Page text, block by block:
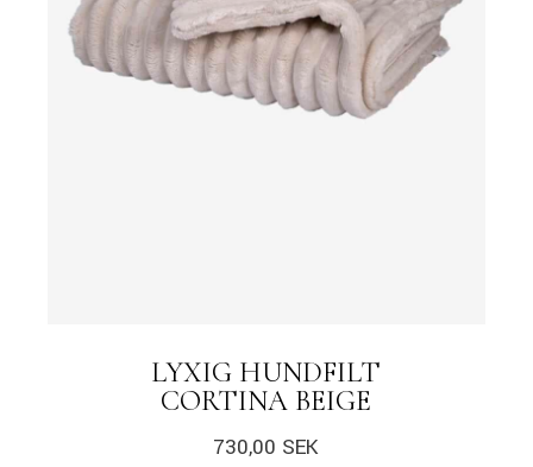
LYXIG HUNDFILT
CORTINA BEIGE
730,00 SEK